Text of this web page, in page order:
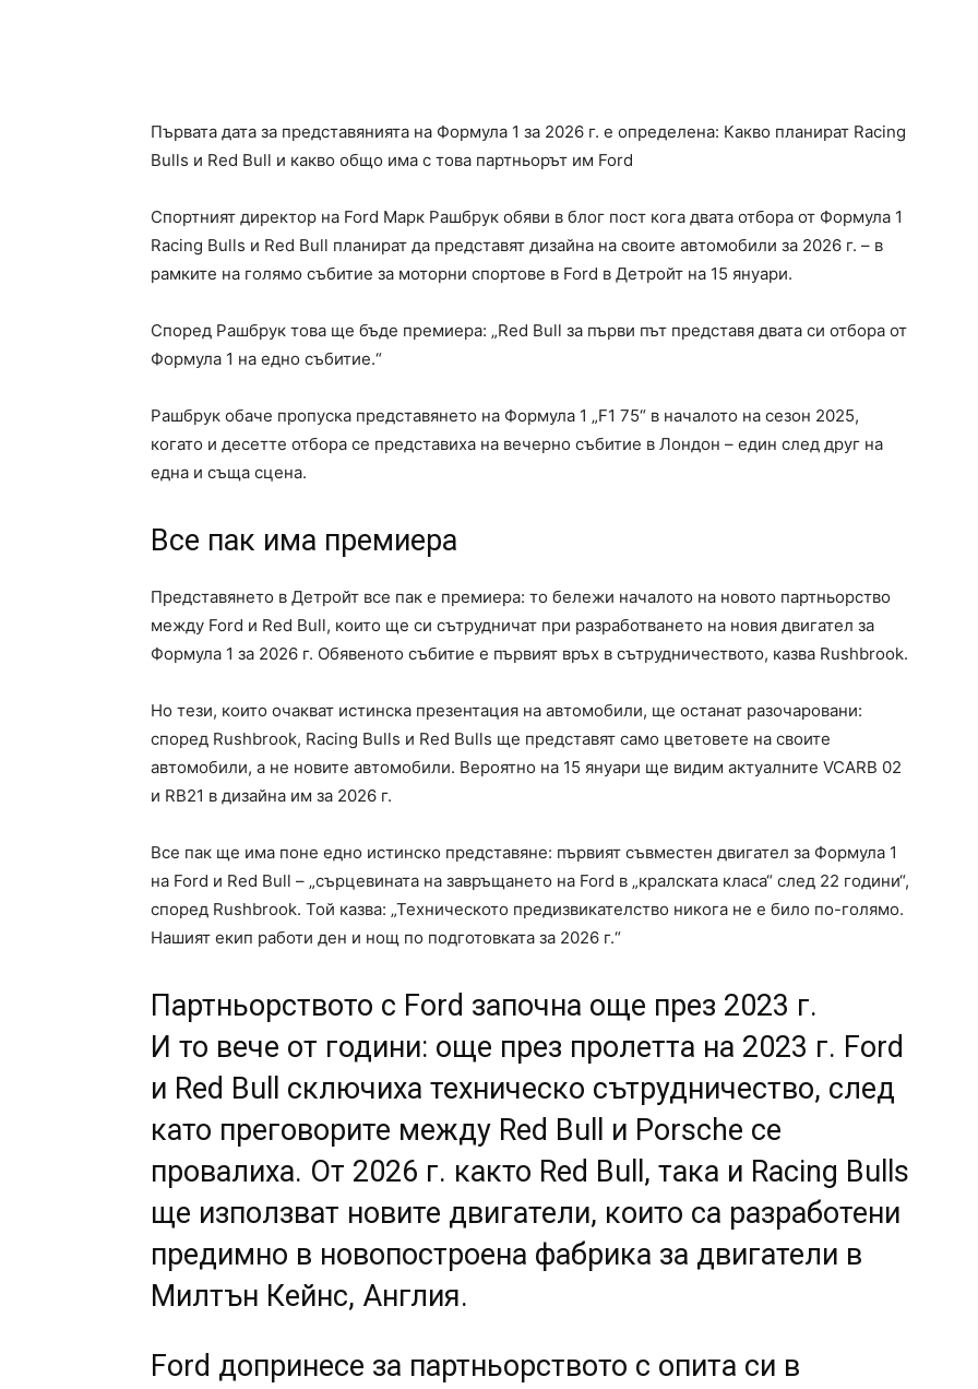
Първата дата за представянията на Формула 1 за 2026 г. е определена: Какво планират Racing
Bulls и Red Bull и какво общо има с това партньорът им Ford
Спортният директор на Ford Марк Рашбрук обяви в блог пост кога двата отбора от Формула 1
Racing Bulls и Red Bull планират да представят дизайна на своите автомобили за 2026 г. – в
рамките на голямо събитие за моторни спортове в Ford в Детройт на 15 януари.
Според Рашбрук това ще бъде премиера: „Red Bull за първи път представя двата си отбора от
Формула 1 на едно събитие.“
Рашбрук обаче пропуска представянето на Формула 1 „F1 75“ в началото на сезон 2025,
когато и десетте отбора се представиха на вечерно събитие в Лондон – един след друг на
една и съща сцена.
Все пак има премиера
Представянето в Детройт все пак е премиера: то бележи началото на новото партньорство
между Ford и Red Bull, които ще си сътрудничат при разработването на новия двигател за
Формула 1 за 2026 г. Обявеното събитие е първият връх в сътрудничеството, казва Rushbrook.
Но тези, които очакват истинска презентация на автомобили, ще останат разочаровани:
според Rushbrook, Racing Bulls и Red Bulls ще представят само цветовете на своите
автомобили, а не новите автомобили. Вероятно на 15 януари ще видим актуалните VCARB 02
и RB21 в дизайна им за 2026 г.
Все пак ще има поне едно истинско представяне: първият съвместен двигател за Формула 1
на Ford и Red Bull – „сърцевината на завръщането на Ford в „кралската класа“ след 22 години“,
според Rushbrook. Той казва: „Техническото предизвикателство никога не е било по-голямо.
Нашият екип работи ден и нощ по подготовката за 2026 г.“
Партньорството с Ford започна още през 2023 г.
И то вече от години: още през пролетта на 2023 г. Ford
и Red Bull сключиха техническо сътрудничество, след
като преговорите между Red Bull и Porsche се
провалиха. От 2026 г. както Red Bull, така и Racing Bulls
ще използват новите двигатели, които са разработени
предимно в новопостроена фабрика за двигатели в
Милтън Кейнс, Англия.
Ford допринесе за партньорството с опита си в